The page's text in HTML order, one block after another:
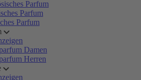
Parfum
Parfum
Parfum
Damen
Herren